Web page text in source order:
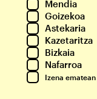
Mendia
Goizekoa
Astekaria
Kazetaritza
Bizkaia
Nafarroa
Izena ematean